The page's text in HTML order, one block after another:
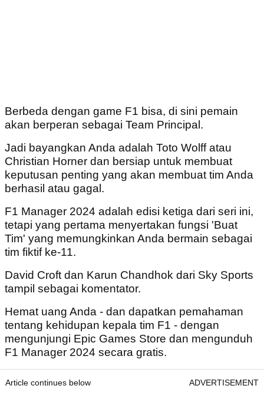
Berbeda dengan game F1 bisa, di sini pemain
akan berperan sebagai Team Principal.
Jadi bayangkan Anda adalah Toto Wolff atau
Christian Horner dan bersiap untuk membuat
keputusan penting yang akan membuat tim Anda
berhasil atau gagal.
F1 Manager 2024 adalah edisi ketiga dari seri ini,
tetapi yang pertama menyertakan fungsi 'Buat
Tim' yang memungkinkan Anda bermain sebagai
tim fiktif ke-11.
David Croft dan Karun Chandhok dari Sky Sports
tampil sebagai komentator.
Hemat uang Anda - dan dapatkan pemahaman
tentang kehidupan kepala tim F1 - dengan
mengunjungi Epic Games Store dan mengunduh
F1 Manager 2024 secara gratis.
Article continues below ADVERTISEMENT